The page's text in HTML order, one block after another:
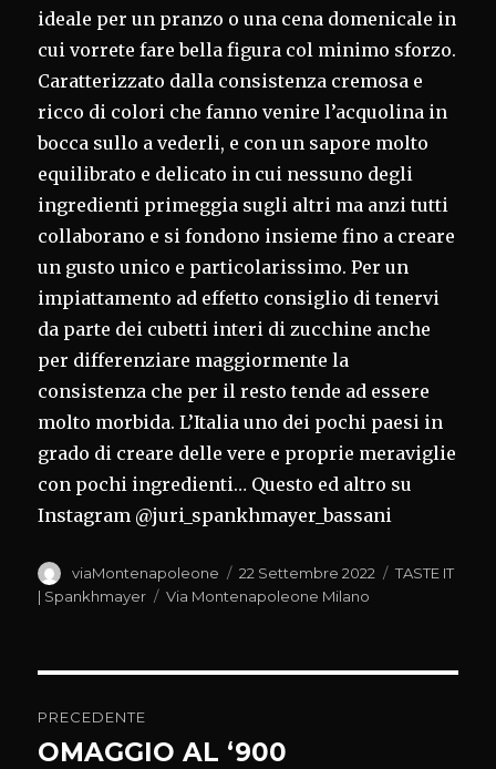
ideale per un pranzo o una cena domenicale in
cui vorrete fare bella figura col minimo sforzo.
Caratterizzato dalla consistenza cremosa e
ricco di colori che fanno venire l’acquolina in
bocca sullo a vederli, e con un sapore molto
equilibrato e delicato in cui nessuno degli
ingredienti primeggia sugli altri ma anzi tutti
collaborano e si fondono insieme fino a creare
un gusto unico e particolarissimo. Per un
impiattamento ad effetto consiglio di tenervi
da parte dei cubetti interi di zucchine anche
per differenziare maggiormente la
consistenza che per il resto tende ad essere
molto morbida. L’Italia uno dei pochi paesi in
grado di creare delle vere e proprie meraviglie
con pochi ingredienti… Questo ed altro su
Instagram @juri_spankhmayer_bassani
Autore
viaMontenapoleone
Pubblicato
il
22 Settembre 2022 Categorie
TASTE IT
| Spankhmayer
Tag
Via Montenapoleone Milano
articoli
PRECEDENTE
Articolo
OMAGGIO AL ‘900